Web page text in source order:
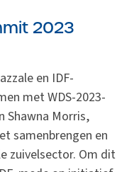
2023
en IDF-
met WDS-2023-
Shawna Morris,
samenbrengen en
zuivelsector. Om dit